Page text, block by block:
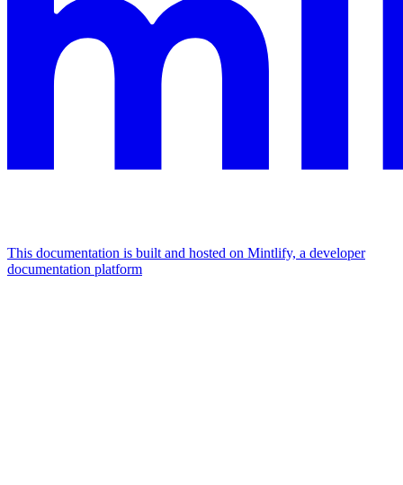
This documentation is built and hosted on Mintlify, a developer
documentation platform